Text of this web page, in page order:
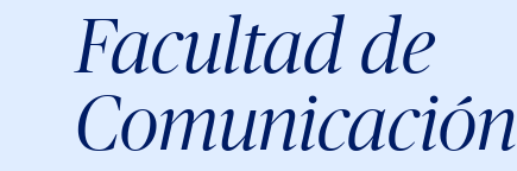
Facultad de
Comunicación